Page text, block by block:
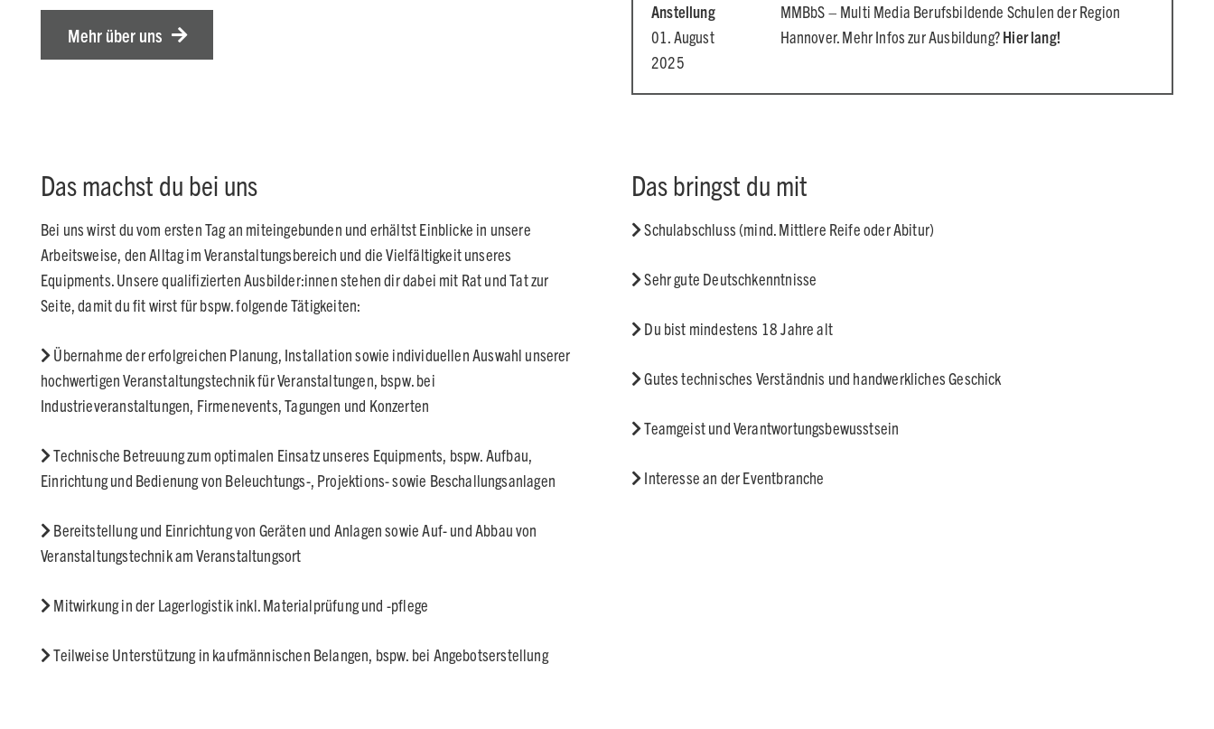
Mehr über uns
Anstellung
01. August
2025
MMBbS – Multi Media Berufsbildende Schulen der Region
Hannover. Mehr Infos zur Ausbildung?Hier lang!
Das machst du bei uns
Bei uns wirst du vom ersten Tag an miteingebunden und erhältst Einblicke in unsere
Arbeitsweise, den Alltag im Veranstaltungsbereich und die Vielfältigkeit unseres
Equipments. Unsere qualifizierten Ausbilder:innen stehen dir dabei mit Rat und Tat zur
Seite, damit du fit wirst für bspw. folgende Tätigkeiten:
Übernahme der erfolgreichen Planung, Installation sowie individuellen Auswahl unserer
hochwertigen Veranstaltungstechnik für Veranstaltungen, bspw. bei
Industrieveranstaltungen, Firmenevents, Tagungen und Konzerten
Technische Betreuung zum optimalen Einsatz unseres Equipments, bspw. Aufbau,
Einrichtung und Bedienung von Beleuchtungs-, Projektions- sowie Beschallungsanlagen
Bereitstellung und Einrichtung von Geräten und Anlagen sowie Auf- und Abbau von
Veranstaltungstechnik am Veranstaltungsort
Mitwirkung in der Lagerlogistik inkl. Materialprüfung und -pflege
Teilweise Unterstützung in kaufmännischen Belangen, bspw. bei Angebotserstellung
Das bringst du mit
Schulabschluss (mind. Mittlere Reife oder Abitur)
Sehr gute Deutschkenntnisse
Du bist mindestens 18 Jahre alt
Gutes technisches Verständnis und handwerkliches Geschick
Teamgeist und Verantwortungsbewusstsein
Interesse an der Eventbranche